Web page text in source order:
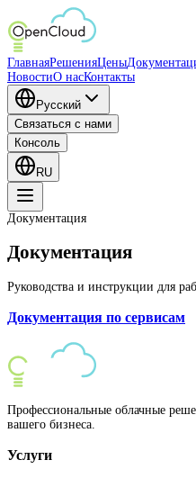
ГлавнаяРешенияЦены
НовостиО насКонтакты
Русский
Связаться с нами
Консоль
RU
Документация
Документация
Руководства и инструкции для
Документация по сервисам
Профессиональные облачные
вашего бизнеса.
Услуги